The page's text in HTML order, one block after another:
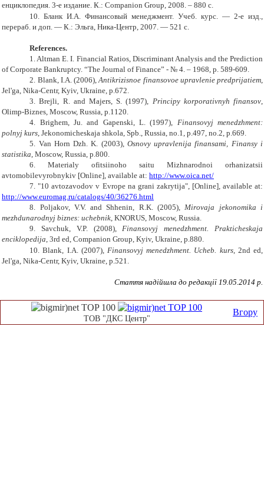
енциклопедия. 3-е издание. К.: Companion Group, 2008. – 880 с.
10. Бланк И.А. Финансовый менеджмент. Учеб. курс. — 2-е изд.,
перераб. и доп. — К.: Эльга, Ника-Центр, 2007. — 521 с.
References.
1. Altman E. I. Financial Ratios, Discriminant Analysis and the Prediction
of Corporate Bankruptcy. “The Journal of Finance” - № 4. – 1968, p. 589-609.
2. Blank, I.A. (2006),Antikrizisnoe finansovoe upravlenie predprijatiem,
Jel'ga, Nika-Centr, Kyiv, Ukraine, p.672.
3. Brejli, R. and Majers, S. (1997), Principy korporativnyh finansov,
Olimp-Biznes, Moscow, Russia, p.1120.
4. Brighem, Ju. and Gapenski, L. (1997), Finansovyj menedzhment:
polnyj kurs, Jekonomicheskaja shkola, Spb., Russia, no.1, p.497, no.2, p.669.
5. Van Horn Dzh. K. (2003), Osnovy upravlenija finansami, Finansy i
statistika, Moscow, Russia, p.800.
6. Materialy ofitsiinoho saitu Mizhnarodnoi orhanizatsii
avtomobilevyrobnykiv [Online], available at: http://www.oica.net/
7. "10 avtozavodov v Evrope na grani zakrytija", [Online], available at:
http://www.euromag.ru/catalogs/40/36276.html
8. Poljakov, V.V. and Shhenin, R.K. (2005),Mirovaja jekonomika i
mezhdunarodnyj biznes: uchebnik, KNORUS, Moscow, Russia.
9. Savchuk, V.P. (2008),Finansovyj menedzhment. Prakticheskaja
enciklopedija, 3rd ed, Companion Group, Kyiv, Ukraine, p.880.
10. Blank, I.A. (2007),Finansovyj menedzhment. Ucheb. kurs, 2nd ed,
Jel'ga, Nika-Centr, Kyiv, Ukraine, p.521.
Стаття надійшла до редакції 19.05.2014 р.
Вгору
ТОВ "ДКС Центр"